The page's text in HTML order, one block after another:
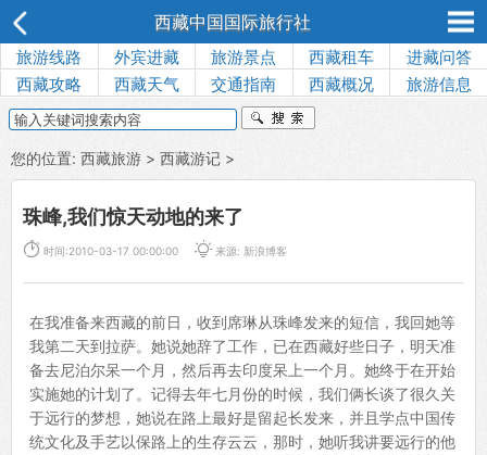
西藏中国国际旅行社
旅游线路 外宾进藏 旅游景点 西藏租车
进藏问答
西藏攻略
西藏天气 交通指南 西藏概况 旅游信息
您的位置: 西藏旅游 > 西藏游记 >
珠峰,我们惊天动地的来了
 时间:2010-03-17 00:00:00 来源: 新浪博客
在我准备来西藏的前日，收到席琳从珠峰发来的短信，我回她等
我第二天到拉萨。她说她辞了工作，已在西藏好些日子，明天准
备去尼泊尔呆一个月，然后再去印度呆上一个月。她终于在开始
实施她的计划了。记得去年七月份的时候，我们俩长谈了很久关
于远行的梦想，她说在路上最好是留起长发来，并且学点中国传
统文化及手艺以保路上的生存云云，那时，她听我讲要远行的他